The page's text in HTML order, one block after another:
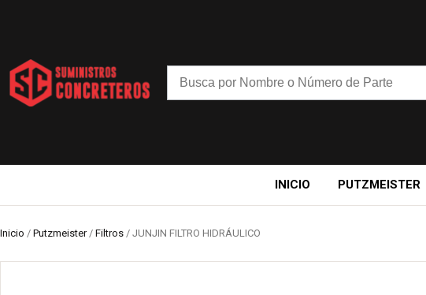
INICIO PUTZMEISTER
Inicio / Putzmeister/ Filtros / JUNJIN FILTRO HIDRÁULICO